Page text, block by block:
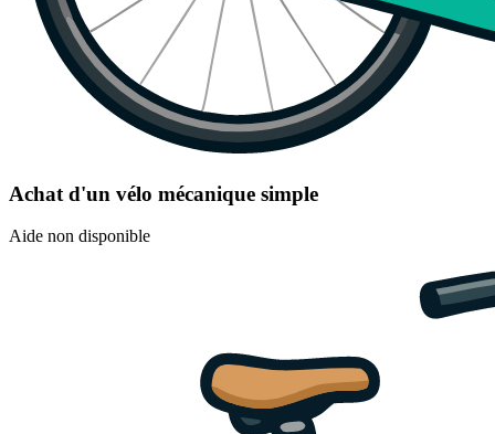
Achat d'un vélo mécanique simple
Aide non disponible